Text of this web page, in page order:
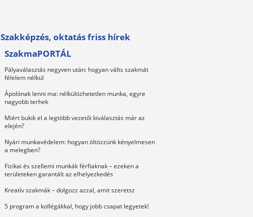
Szakképzés, oktatás friss hírek
SzakmaPORTÁL
Pályaválasztás negyven után: hogyan válts szakmát
félelem nélkül
Ápolónak lenni ma: nélkülözhetetlen munka, egyre
nagyobb terhek
Miért bukik el a legtöbb vezetői kiválasztás már az
elején?
Nyári munkavédelem: hogyan öltözzünk kényelmesen
a melegben?
Fizikai és szellemi munkák férfiaknak – ezeken a
területeken garantált az elhelyezkedés
Kreatív szakmák – dolgozz azzal, amit szeretsz
5 program a kollégákkal, hogy jobb csapat legyetek!